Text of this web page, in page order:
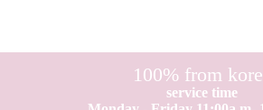
100% from
service time